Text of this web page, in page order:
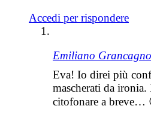
Accedi per rispondere
Emiliano
Eva! Io direi più
mascherati da
citofonare a breve…